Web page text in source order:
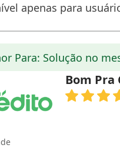
apenas para
Para: Solução no
Bom Pra